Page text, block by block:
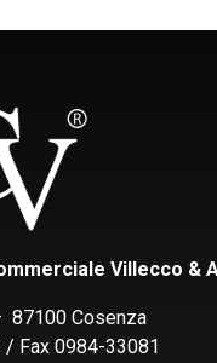
Villecco &
87100 Cosenza
Fax 0984-33081